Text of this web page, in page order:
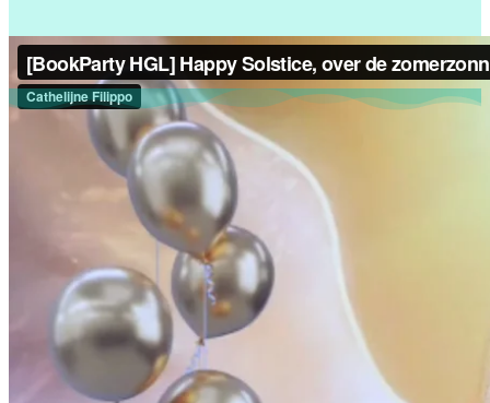
Nog niet besteld? Doe het nu!
Wil je werken met de energie van het Gouden
Wil je je afstemmen op dit Goddelijke Licht dat
de Lemuriers bij al hun rituelen gebruikten?
Wil je gebruik maken van de regenererende
energie van dit Licht?